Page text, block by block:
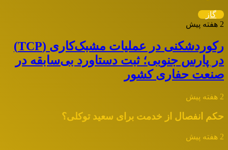
گاز
2 هفته پیش
رکوردشکنی در عملیات مشبک‌کاری (TCP)
در پارس جنوبی؛ ثبت دستاورد بی‌سابقه در
صنعت حفاری کشور
2 هفته پیش
حکم انفصال از خدمت برای سعید توکلی؟
2 هفته پیش